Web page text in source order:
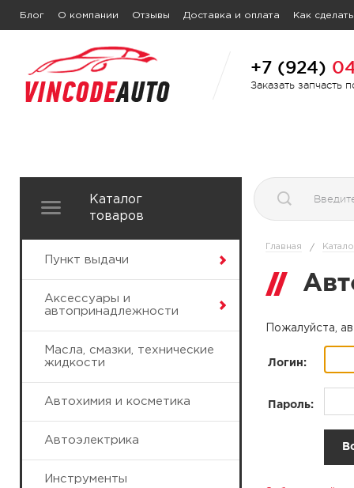
Блог О компании Отзывы Доставка и оплата Как
+7 (924)
Заказать запчасть
Каталог
товаров
Пункт выдачи
Аксессуары и
автопринадлежности
Масла, смазки, технические
жидкости
Автохимия и косметика
Автоэлектрика
Инструменты
Главная /
Пожалуйста,
Логин:
Пароль: